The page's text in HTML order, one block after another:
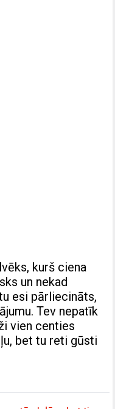
kurš ciena
un nekad
esi pārliecināts,
Tev nepatīk
vien centies
bet tu reti gūsti